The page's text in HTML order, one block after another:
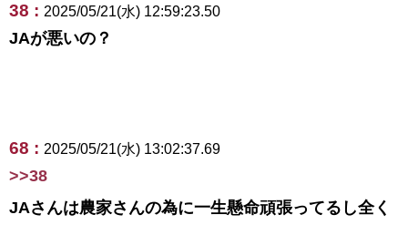
38 : 2025/05/21(水) 12:59:23.50
JAが悪いの？
68 : 2025/05/21(水) 13:02:37.69
>>38
JAさんは農家さんの為に一生懸命頑張ってるし全く